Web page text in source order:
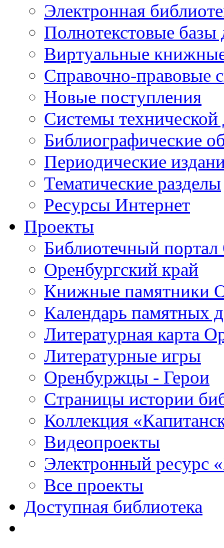
Электронная
Полнотекстовые
Виртуальные
Справочно-правовые
Новые поступления
Cистемы
Библиографические
Периодические
Тематические разделы
Ресурсы Интернет
Проекты
Библиотечный портал
Оренбургский край
Книжные памятники
Календарь памятных
Литературная карта
Литературные игры
Оренбуржцы - Герои
Страницы истории
Коллекция
Видеопроекты
Электронный ресурс
Все проекты
Доступная библиотека